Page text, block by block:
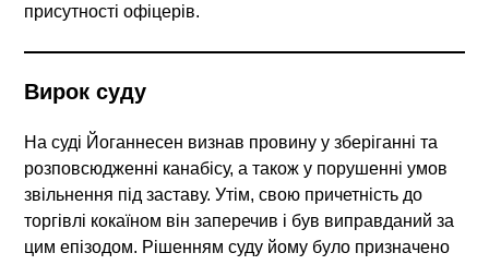
присутності офіцерів.
Вирок суду
На суді Йоганнесен визнав провину у зберіганні та
розповсюдженні канабісу, а також у порушенні умов
звільнення під заставу. Утім, свою причетність до
торгівлі кокаїном він заперечив і був виправданий за
цим епізодом. Рішенням суду йому було призначено